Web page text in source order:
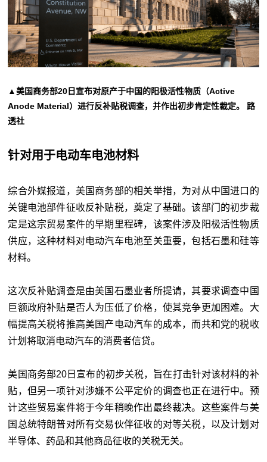
▲美国商务部20日宣布对原产于中国的阳极活性物质（Active
Anode Material）进行反补贴税调查，并作出初步肯定性裁定。 路
透社
针对用于电动车电池材料
综合外媒报道，美国商务部的相关举措，为对从中国进口的
关键电池部件征收反补贴税，奠定了基础。该部门的初步裁
定是这宗贸易案件的早期里程碑，该案件涉及阳极活性物质
供应，这种材料对电动汽车电池至关重要，包括石墨和硅等
材料。
这次反补贴调查是由美国石墨业者所提请，其要求调查中国
巨额政府补贴是否人为压低了价格，使其竞争更加困难。大
幅提高关税将推高美国产电动汽车的成本，而共和党的税收
计划将取消电动汽车的消费者信贷。
美国商务部20日宣布的初步关税，旨在打击针对该材料的补
贴，但另一项针对涉嫌不公平定价的调查也正在进行中。预
计这些贸易案件将于今年稍晚作出最终裁决。这些案件与美
国总统特朗普对所有交易伙伴征收的对等关税，以及计划对
半导体、药品和其他商品征收的关税无关。